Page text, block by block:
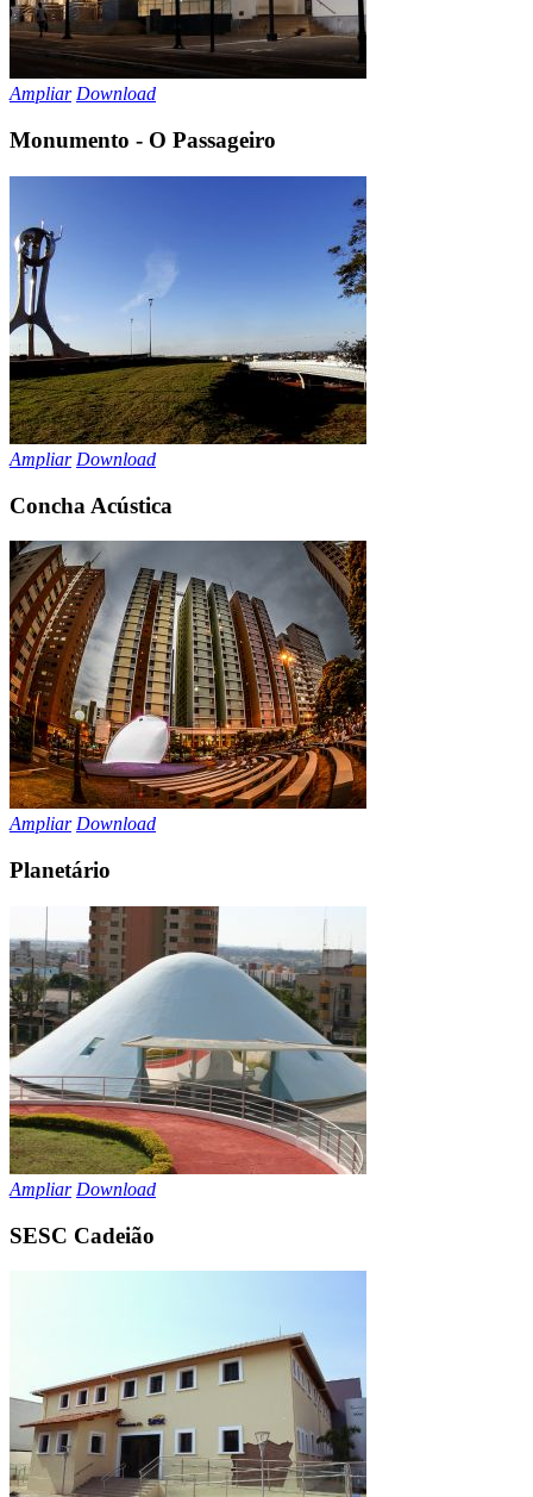
Ampliar Download
Monumento - O Passageiro
Ampliar Download
Concha Acústica
Ampliar Download
Planetário
Ampliar Download
SESC Cadeião